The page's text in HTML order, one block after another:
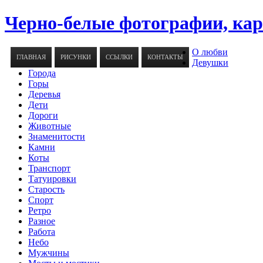
Черно-белые фотографии,
ГЛАВНАЯ РИСУНКИ ССЫЛКИ КОНТАКТЫ
О любви
Девушки
Города
Горы
Деревья
Дети
Дороги
Животные
Знаменитости
Камни
Коты
Транспорт
Татуировки
Старость
Спорт
Ретро
Разное
Работа
Небо
Мужчины